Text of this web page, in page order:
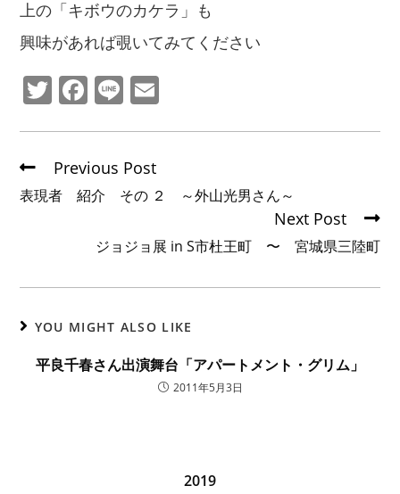
上の「キボウのカケラ」も
興味があれば覗いてみてください
T
w
er
F
a
e
b
o
o
k
Li
n
Previous Post
表現者 紹介 その ２ ～外山光男さん～
Next Post
ジョジョ展 in S市杜王町 〜 宮城県三陸町
YOU MIGHT ALSO LIKE
平良千春さん出演舞台「アパートメント・グリム」
2011年5月3日
2019